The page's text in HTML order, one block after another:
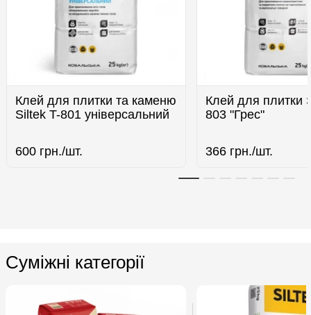
Клей для плитки та каменю
Siltek T-801 універсальний
600 грн./шт.
Клей для плитки
803 "Грес"
366 грн./шт.
Суміжні категорії